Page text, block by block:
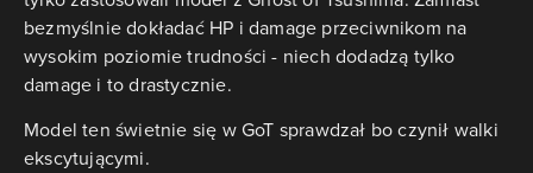
bezmyślnie dokładać HP i damage przeciwnikom na
wysokim poziomie trudności - niech dodadzą tylko
damage i to drastycznie.
Model ten świetnie się w GoT sprawdzał bo czynił walki
ekscytującymi.